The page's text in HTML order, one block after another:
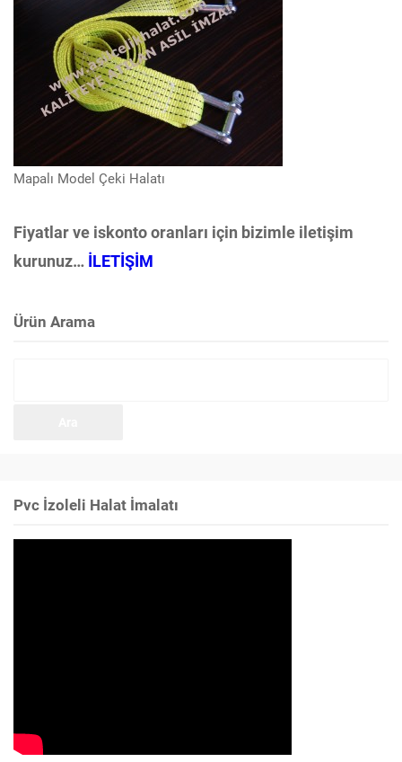
Mapalı Model Çeki Halatı
Fiyatlar ve iskonto oranları için bizimle iletişim
kurunuz… İLETİŞİM
Ürün Arama
Pvc İzoleli Halat İmalatı